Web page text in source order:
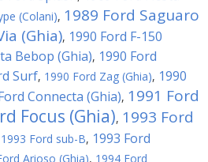
(Colani), 1989 Ford Saguaro
(Ghia), 1990 Ford F-150
Bebop (Ghia), 1990 Ford
Surf, 1990 Ford Zag (Ghia), 1990
Connecta (Ghia), 1991 Ford
Focus (Ghia), 1993 Ford
1993 Ford sub-B, 1993 Ford
Arioso (Ghia), 1994 Ford